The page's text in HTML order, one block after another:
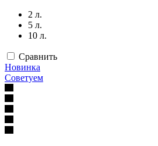
2 л.
5 л.
10 л.
Сравнить
Новинка
Советуем